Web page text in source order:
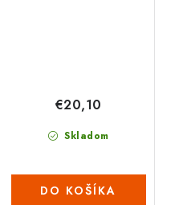
Skladom
€20,10
DO KOŠÍKA